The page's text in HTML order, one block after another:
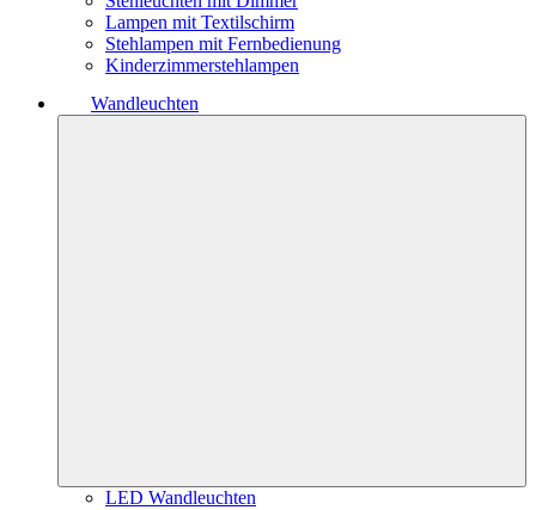
Lampen mit Textilschirm
Stehlampen mit Fernbedienung
Kinderzimmerstehlampen
Wandleuchten
LED Wandleuchten